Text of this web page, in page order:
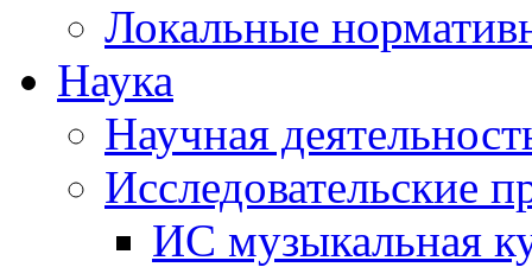
Локальные
Наука
Научная
Исследовательские
ИС музыкальная